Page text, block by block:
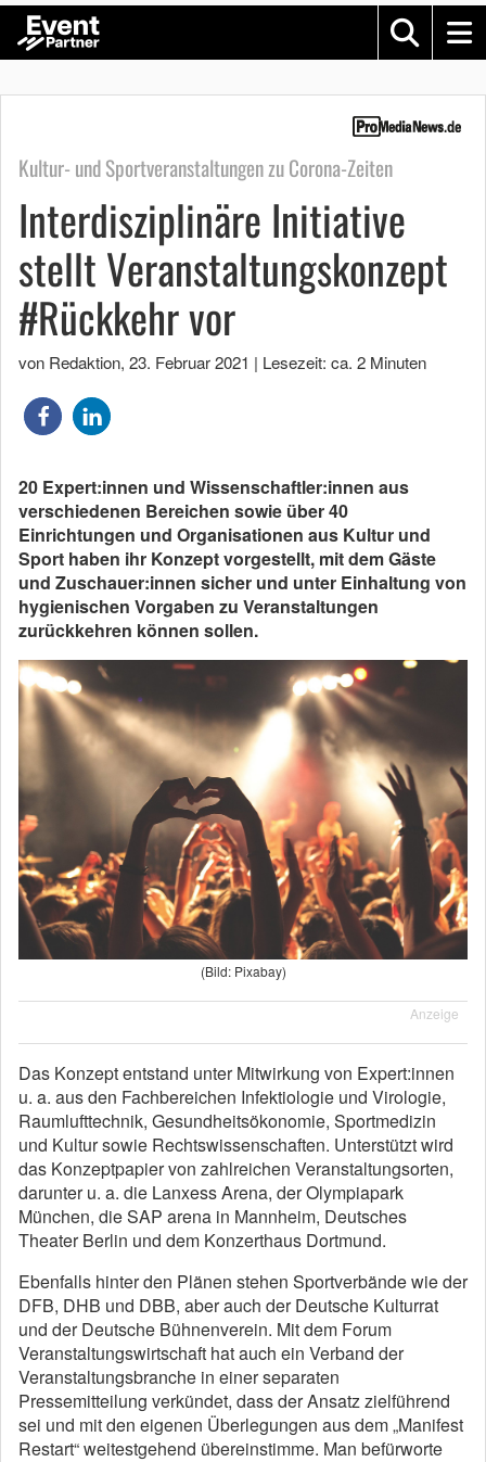
Kultur- und Sportveranstaltungen zu Corona-Zeiten
Interdisziplinäre Initiative
stellt Veranstaltungskonzept
#Rückkehr vor
von Redaktion, 23. Februar 2021 | Lesezeit: ca. 2 Minuten
20 Expert:innen und Wissenschaftler:innen aus
verschiedenen Bereichen sowie über 40
Einrichtungen und Organisationen aus Kultur und
Sport haben ihr Konzept vorgestellt, mit dem Gäste
und Zuschauer:innen sicher und unter Einhaltung von
hygienischen Vorgaben zu Veranstaltungen
zurückkehren können sollen.
(Bild: Pixabay)
Anzeige
Das Konzept entstand unter Mitwirkung von Expert:innen
u. a. aus den Fachbereichen Infektiologie und Virologie,
Raumlufttechnik, Gesundheitsökonomie, Sportmedizin
und Kultur sowie Rechtswissenschaften. Unterstützt wird
das Konzeptpapier von zahlreichen Veranstaltungsorten,
darunter u. a. die Lanxess Arena, der Olympiapark
München, die SAP arena in Mannheim, Deutsches
Theater Berlin und dem Konzerthaus Dortmund.
Ebenfalls hinter den Plänen stehen Sportverbände wie der
DFB, DHB und DBB, aber auch der Deutsche Kulturrat
und der Deutsche Bühnenverein. Mit dem Forum
Veranstaltungswirtschaft hat auch ein Verband der
Veranstaltungsbranche in einer separaten
Pressemitteilung verkündet, dass der Ansatz zielführend
sei und mit den eigenen Überlegungen aus dem „Manifest
Restart“ weitestgehend übereinstimme. Man befürworte